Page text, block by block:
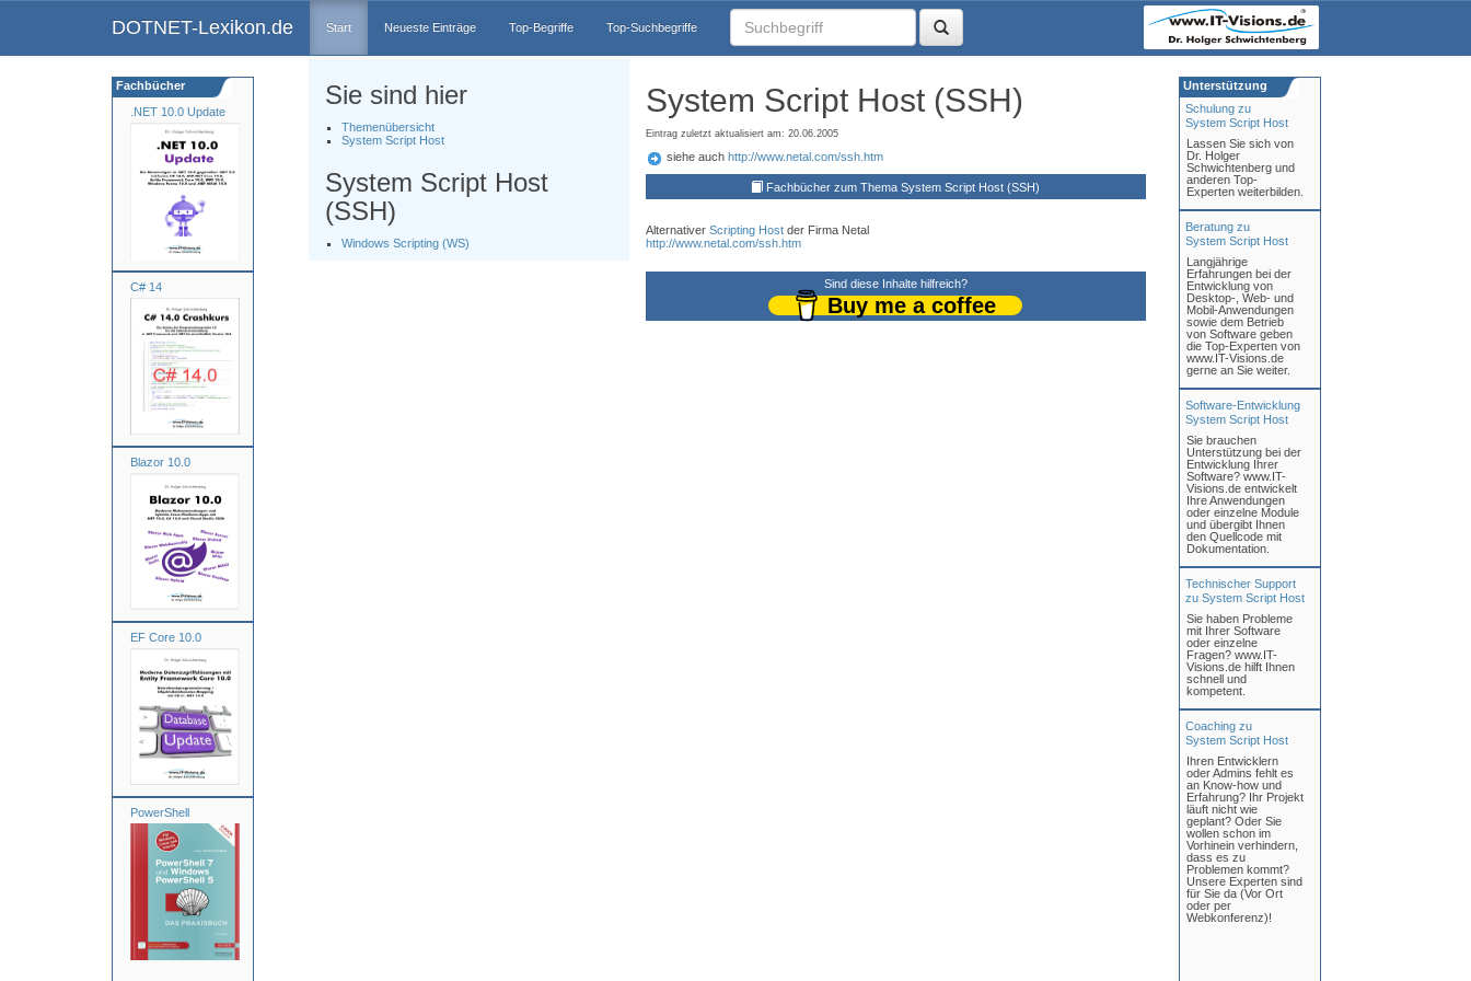
DOTNET-Lexikon.de Start Neueste Einträge Top-Begriffe Top-Suchbegriffe
.NET 10.0 Update
C# 14
Blazor 10.0
EF Core 10.0
PowerShell
Fachbücher Sie sind hier
Themenübersicht
System Script Host
System Script Host
(SSH)
Windows Scripting (WS)
System Script Host (SSH)
Eintrag zuletzt aktualisiert am: 20.06.2005
siehe auch http://www.netal.com/ssh.htm
Fachbücher zum Thema System Script Host (SSH)
Alternativer Scripting Hostder Firma Netal
http://www.netal.com/ssh.htm
Sind diese Inhalte hilfreich?
Buy me a coffee
Schulung zu
System Script Host
Lassen Sie sich von
Dr. Holger
Schwichtenberg und
anderen Top-
Experten weiterbilden.
Beratung zu
System Script Host
Langjährige
Erfahrungen bei der
Entwicklung von
Desktop-, Web- und
Mobil-Anwendungen
sowie dem Betrieb
von Software geben
die Top-Experten von
www.IT-Visions.de
gerne an Sie weiter.
Software-Entwicklung
System Script Host
Sie brauchen
Unterstützung bei der
Entwicklung Ihrer
Software? www.IT-
Visions.de entwickelt
Ihre Anwendungen
oder einzelne Module
und übergibt Ihnen
den Quellcode mit
Dokumentation.
Technischer Support
zu System Script Host
Sie haben Probleme
mit Ihrer Software
oder einzelne
Fragen? www.IT-
Visions.de hilft Ihnen
schnell und
kompetent.
Coaching zu
System Script Host
Ihren Entwicklern
oder Admins fehlt es
an Know-how und
Erfahrung? Ihr Projekt
läuft nicht wie
geplant? Oder Sie
wollen schon im
Vorhinein verhindern,
dass es zu
Problemen kommt?
Unsere Experten sind
für Sie da (Vor Ort
oder per
Webkonferenz)!
Unterstützung